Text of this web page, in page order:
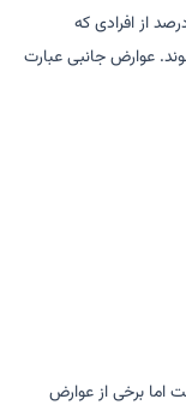
بیش از حد سیستم ایمنی است. حدود 20 درصد از افرادی که
عوارض جانبی عبارت
اما برخی از عوارض